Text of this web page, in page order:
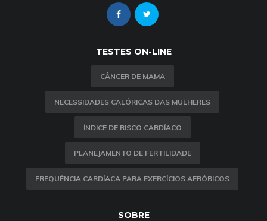
TESTES ON-LINE
CÂNCER DE MAMA
NECESSIDADES CALÓRICAS DAS MULHERES
ÍNDICE DE RISCO CARDÍACO
PLANEJAMENTO DE FERTILIDADE
FREQUÊNCIA CARDÍACA PARA EXERCÍCIOS AERÓBICOS
SOBRE